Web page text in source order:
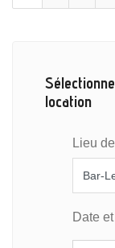
location
Lieu
Date